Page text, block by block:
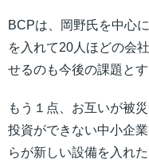
BCPは、岡野氏を中心
を入れて20人ほどの会
せるのも今後の課題と
もう１点、お互いが被
投資ができない中小企
らが新しい設備を入れ